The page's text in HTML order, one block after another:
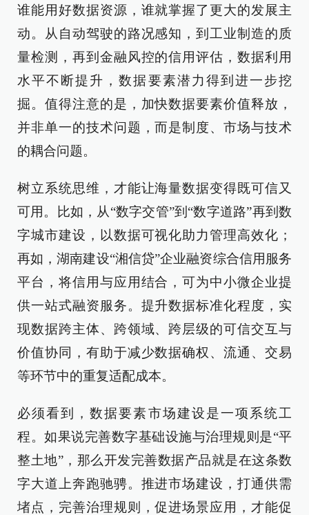
谁能用好数据资源，谁就掌握了更大的发展主
动。从自动驾驶的路况感知，到工业制造的质
量检测，再到金融风控的信用评估，数据利用
水平不断提升，数据要素潜力得到进一步挖
掘。值得注意的是，加快数据要素价值释放，
并非单一的技术问题，而是制度、市场与技术
的耦合问题。
树立系统思维，才能让海量数据变得既可信又
可用。比如，从“数字交管”到“数字道路”再到数
字城市建设，以数据可视化助力管理高效化；
再如，湖南建设“湘信贷”企业融资综合信用服务
平台，将信用与应用结合，可为中小微企业提
供一站式融资服务。提升数据标准化程度，实
现数据跨主体、跨领域、跨层级的可信交互与
价值协同，有助于减少数据确权、流通、交易
等环节中的重复适配成本。
必须看到，数据要素市场建设是一项系统工
程。如果说完善数字基础设施与治理规则是“平
整土地”，那么开发完善数据产品就是在这条数
字大道上奔跑驰骋。推进市场建设，打通供需
堵点，完善治理规则，促进场景应用，才能促